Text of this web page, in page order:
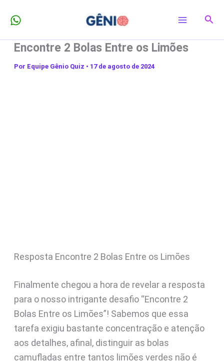
para
conteúdo
Encontre 2 Bolas Entre os Limões
Por Equipe Gênio Quiz • 17 de agosto de 2024
Resposta Encontre 2 Bolas Entre os Limões
Finalmente chegou a hora de revelar a resposta
para o nosso intrigante desafio “Encontre 2
Bolas Entre os Limões”! Sabemos que essa
tarefa exigiu bastante concentração e atenção
aos detalhes, afinal, distinguir as bolas
camufladas entre tantos limões verdes não é